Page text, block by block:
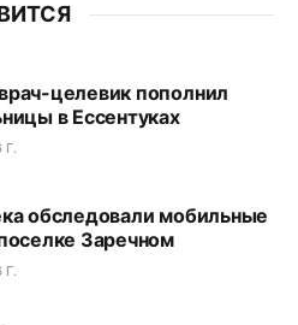
целевик пополнил
в Ессентуках
Г.
обследовали мобильные
Заречном
Г.